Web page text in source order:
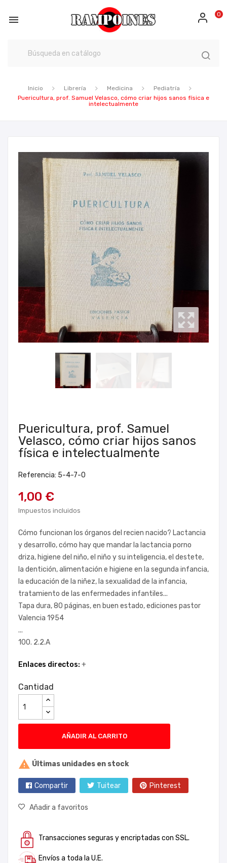
 0
Inicio Librería Medicina
Pediatría
Puericultura, prof. Samuel Velasco, cómo criar hijos sanos física e
intelectualmente
Puericultura, prof. Samuel
Velasco, cómo criar hijos sanos
física e intelectualmente
Referencia: 5-4-7-0
1,00 €
Impuestos incluidos
Cómo funcionan los órganos del recien nacido? Lactancia
y desarrollo, cómo hay que mandar la lactancia porno
driza, higiene del niño, el niño y su inteligencia, el destete,
la dentición, alimentación e higiene en la segunda infancia,
la educación de la niñez, la sexualidad de la infancia,
tratamiento de las enfermedades infantiles...
Tapa dura, 80 páginas, en buen estado, ediciones pastor
Valencia 1954
...
100. 2.2.A
Enlaces directos: +
Cantidad
AÑADIR AL CARRITO
 Últimas unidades en stock
Compartir Tuitear Pinterest
Añadir a favoritos
Transacciones seguras y encriptadas con SSL.
Envíos a toda la U.E.